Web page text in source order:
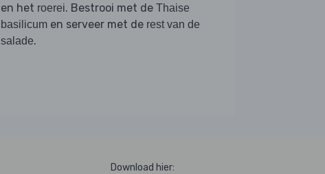
en het roerei. Bestrooi met de Thaise
basilicum en serveer met de rest van de
salade.
Download hier: